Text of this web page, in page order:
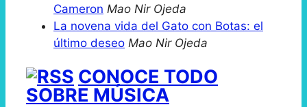
Cameron Mao Nir Ojeda
La novena vida del Gato con Botas: el
último deseo Mao Nir Ojeda
CONOCE TODO
SOBRE MÚSICA